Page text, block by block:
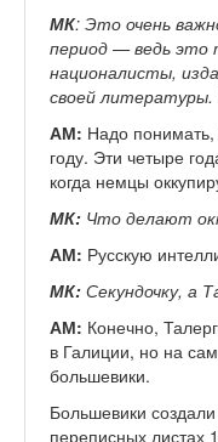
МК: Это очень
период — ведь это
националисты,
своей литературы.
АМ: Надо
году. Эти четыре
когда немцы
МК: Что делают
АМ: Русскую
МК: Секундочку, а
АМ: Конечно,
в Галиции, но на
большевики.
Большевики
переписных листах